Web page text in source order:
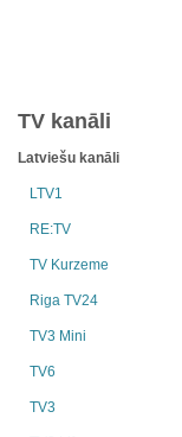
TV kanāli
Latviešu kanāli
LTV1
RE:TV
TV Kurzeme
Riga TV24
TV3 Mini
TV6
TV3